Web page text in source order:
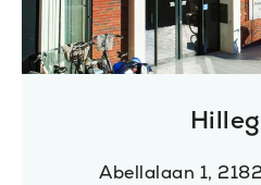
Abellalaan 1,